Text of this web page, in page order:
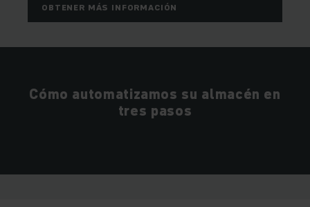
OBTENER MÁS INFORMACIÓN
Cómo automatizamos su almacén en
tres pasos